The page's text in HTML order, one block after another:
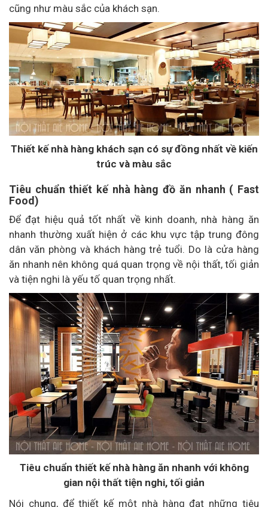
cũng như màu sắc của khách sạn.
Thiết kế nhà hàng khách sạn có sự đồng nhất về kiến
trúc và màu sắc
Tiêu chuẩn thiết kế nhà hàng đồ ăn nhanh ( Fast
Food)
Để đạt hiệu quả tốt nhất về kinh doanh, nhà hàng ăn
nhanh thường xuất hiện ở các khu vực tập trung đông
dân văn phòng và khách hàng trẻ tuổi. Do là cửa hàng
ăn nhanh nên không quá quan trọng về nội thất, tối giản
và tiện nghi là yếu tố quan trọng nhất.
Tiêu chuẩn thiết kế nhà hàng ăn nhanh với không
gian nội thất tiện nghi, tối giản
Nói chung, để thiết kế một nhà hàng đạt những tiêu